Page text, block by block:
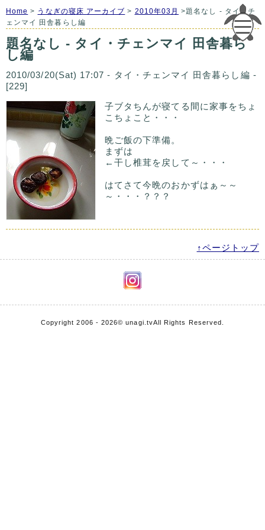
Home > うなぎの寝床 アーカイブ > 2010年03月 >題名なし - タイ・チ
ェンマイ 田舎暮らし編
題名なし - タイ・チェンマイ 田舎暮ら
し編
2010/03/20(Sat) 17:07 - タイ・チェンマイ 田舎暮らし編 -
[229]
子ブタちんが寝てる間に家事をちょ
こちょこと・・・
晩ご飯の下準備。
まずは
←干し椎茸を戻して～・・・
はてさて今晩のおかずはぁ～～
～・・・？？？
↑ページトップ
Copyright 2006 - 2026© unagi.tvAll Rights Reserved.